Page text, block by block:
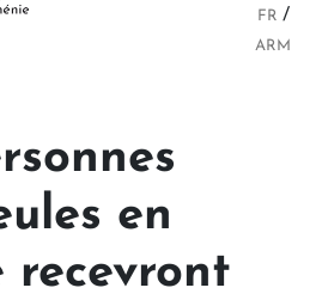
FR
ARM
en
recevront